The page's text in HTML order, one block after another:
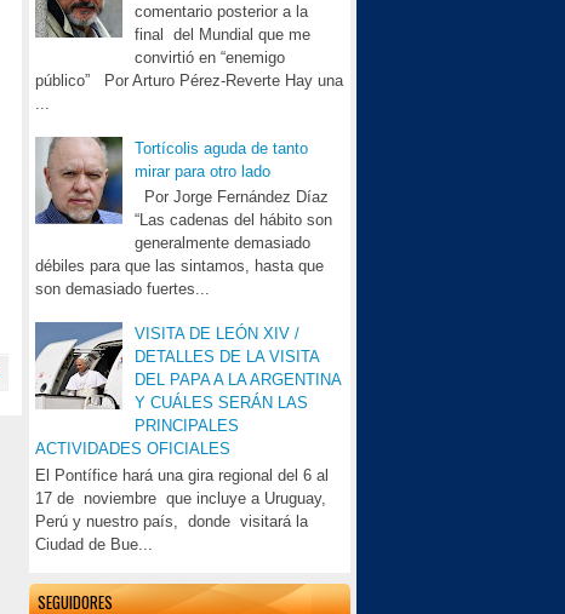
comentario posterior a la
final del Mundial que me
convirtió en “enemigo
público” Por Arturo Pérez-Reverte Hay una
Tortícolis aguda de tanto
mirar para otro lado
Por Jorge Fernández Díaz
“Las cadenas del hábito son
generalmente demasiado
débiles para que las sintamos, hasta que
son demasiado fuertes...
VISITA DE LEÓN XIV /
DETALLES DE LA VISITA
DEL PAPA A LA ARGENTINA
Y CUÁLES SERÁN LAS
PRINCIPALES
ACTIVIDADES OFICIALES
El Pontífice hará una gira regional del 6 al
17 de noviembre que incluye a Uruguay,
Perú y nuestro país, donde visitará la
Ciudad de Bue...
SEGUIDORES